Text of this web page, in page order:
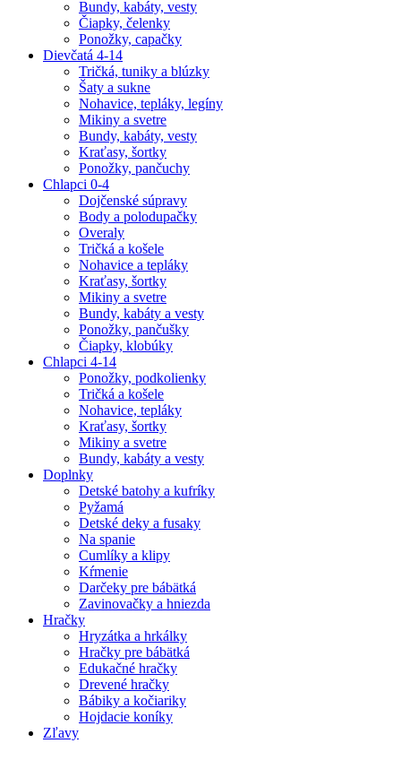
Bundy, kabáty, vesty
Čiapky, čelenky
Ponožky, capačky
Dievčatá 4-14
Tričká, tuniky a blúzky
Šaty a sukne
Nohavice, tepláky, legíny
Mikiny a svetre
Bundy, kabáty, vesty
Kraťasy, šortky
Ponožky, pančuchy
Chlapci 0-4
Dojčenské súpravy
Body a polodupačky
Overaly
Tričká a košele
Nohavice a tepláky
Kraťasy, šortky
Mikiny a svetre
Bundy, kabáty a vesty
Ponožky, pančušky
Čiapky, klobúky
Chlapci 4-14
Ponožky, podkolienky
Tričká a košele
Nohavice, tepláky
Kraťasy, šortky
Mikiny a svetre
Bundy, kabáty a vesty
Doplnky
Detské batohy a kufríky
Pyžamá
Detské deky a fusaky
Na spanie
Cumlíky a klipy
Kŕmenie
Darčeky pre bábätká
Zavinovačky a hniezda
Hračky
Hryzátka a hrkálky
Hračky pre bábätká
Edukačné hračky
Drevené hračky
Bábiky a kočiariky
Hojdacie koníky
Zľavy